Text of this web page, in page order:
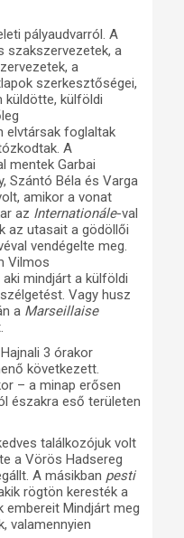
pályaudvarról. A
szakszervezetek, a
a
szerkesztőségei,
küldötte, külföldi
elvtársak foglaltak
A
mentek Garbai
Szántó Béla és Varga
amikor a vonat
az Internationále-val
az utasait a gödöllői
vendégelte meg.
Vilmos
mindjárt a külföldi
Vagy husz
a Marseillaise
3 órakor
következett.
– a minap erősen
északra eső területen
találkozójuk volt
a Vörös Hadsereg
A másikban pesti
rögtön keresték a
Mindjárt meg
valamennyien